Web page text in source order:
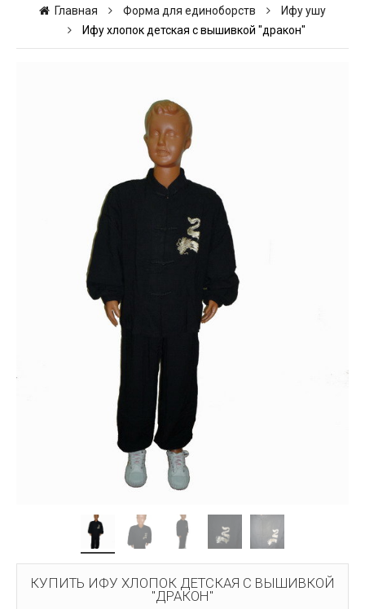
Главная Форма для единоборств
Ифу ушу
Ифу хлопок детская с вышивкой "дракон"
КУПИТЬ ИФУ ХЛОПОК ДЕТСКАЯ С ВЫШИВКОЙ
"ДРАКОН"